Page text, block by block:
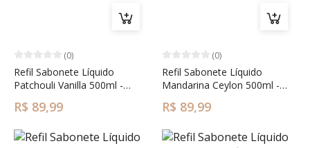
(0)
Refil Sabonete Líquido
Patchouli Vanilla 500ml -
R$ 89,99
(0)
Refil Sabonete Líquido
Mandarina Ceylon 500ml -
R$ 89,99